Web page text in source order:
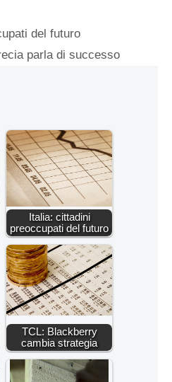
del futuro
parla di successo
Italia: cittadini
preoccupati del futuro
TCL: Blackberry
cambia strategia